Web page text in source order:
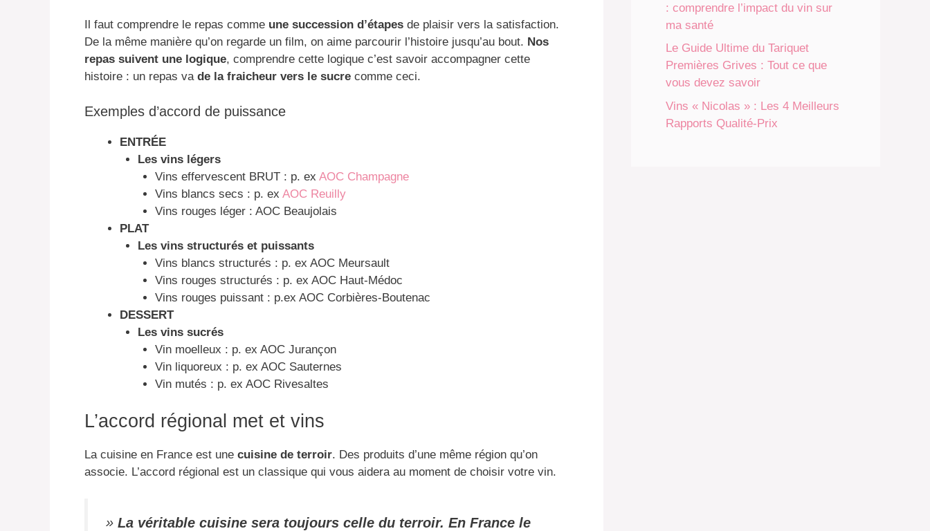
Il faut comprendre le repas comme une succession d’étapes de plaisir vers la satisfaction.
De la même manière qu’on regarde un film, on aime parcourir l’histoire jusqu’au bout. Nos
repas suivent une logique, comprendre cette logique c’est savoir accompagner cette
histoire : un repas va de la fraicheur vers le sucre comme ceci.
Exemples d’accord de puissance
ENTRÉE
Les vins légers
Vins effervescent BRUT : p. ex AOC Champagne
Vins blancs secs : p. ex AOC Reuilly
Vins rouges léger : AOC Beaujolais
PLAT
Les vins structurés et puissants
Vins blancs structurés : p. ex AOC Meursault
Vins rouges structurés : p. ex AOC Haut-Médoc
Vins rouges puissant : p.ex AOC Corbières-Boutenac
DESSERT
Les vins sucrés
Vin moelleux : p. ex AOC Jurançon
Vin liquoreux : p. ex AOC Sauternes
Vin mutés : p. ex AOC Rivesaltes
L’accord régional met et vins
La cuisine en France est une cuisine de terroir. Des produits d’une même région qu’on
associe. L’accord régional est un classique qui vous aidera au moment de choisir votre vin.
» La véritable cuisine sera toujours celle du terroir. En France le
: comprendre l’impact du vin sur
ma santé
Le Guide Ultime du Tariquet
Premières Grives : Tout ce que
vous devez savoir
Vins « Nicolas » : Les 4 Meilleurs
Rapports Qualité-Prix